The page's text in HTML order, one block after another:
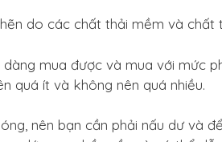
do các chất thải mềm và chất
mua được và mua với mức
quá ít và không nên quá nhiều.
nên bạn cần phải nấu dư và